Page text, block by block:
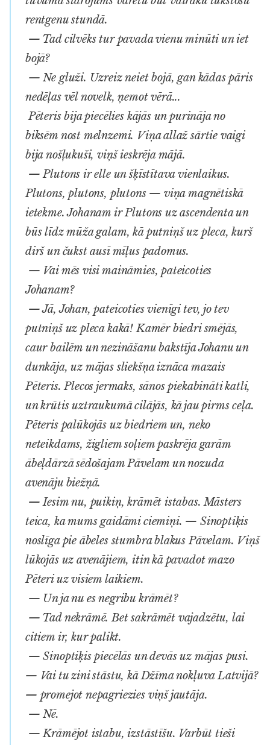
rentgenu stundā.
— Tad cilvēks tur pavada vienu minūti un iet
bojā?
— Ne gluži. Uzreiz neiet bojā, gan kādas pāris
nedēļas vēl novelk, ņemot vērā...
Pēteris bija piecēlies kājās un purināja no
biksēm nost melnzemi. Viņa allaž sārtie vaigi
bija nošļukuši, viņš ieskrēja mājā.
— Plutons ir elle un šķīstītava vienlaikus.
Plutons, plutons, plutons — viņa magnētiskā
ietekme. Johanam ir Plutons uz ascendenta un
būs līdz mūža galam, kā putniņš uz pleca, kurš
dirš un čukst ausī mīļus padomus.
— Vai mēs visi maināmies, pateicoties
Johanam?
— Jā, Johan, pateicoties vienīgi tev, jo tev
putniņš uz pleca kakā! Kamēr biedri smējās,
caur bailēm un nezināšanu bakstīja Johanu un
dunkāja, uz mājas sliekšņa iznāca mazais
Pēteris. Plecos jermaks, sānos piekabināti katli,
un krūtis uztraukumā cilājās, kā jau pirms ceļa.
Pēteris palūkojās uz biedriem un, neko
neteikdams, žigliem soļiem paskrēja garām
ābeļdārzā sēdošajam Pāvelam un nozuda
avenāju biežņā.
— Iesim nu, puikiņ, krāmēt istabas. Māsters
teica, ka mums gaidāmi ciemiņi. — Sinoptiķis
noslīga pie ābeles stumbra blakus Pāvelam. Viņš
lūkojās uz avenājiem, itin kā pavadot mazo
Pēteri uz visiem laikiem.
— Un ja nu es negribu krāmēt?
— Tad nekrāmē. Bet sakrāmēt vajadzētu, lai
citiem ir, kur palikt.
— Sinoptiķis piecēlās un devās uz mājas pusi.
— Vai tu zini stāstu, kā Džīma nokļuva Latvijā?
— promejot nepagriezies viņš jautāja.
— Nē.
— Krāmējot istabu, izstāstīšu. Varbūt tieši